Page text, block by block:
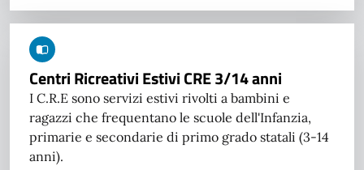
Centri Ricreativi Estivi CRE 3/14 anni
I C.R.E sono servizi estivi rivolti a bambini e
ragazzi che frequentano le scuole dell'Infanzia,
primarie e secondarie di primo grado statali (3-14
anni).